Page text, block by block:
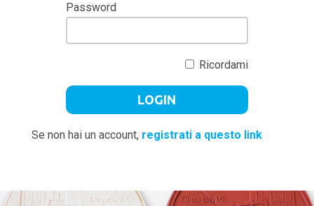
Password
Ricordami
Se non hai un account, registrati a questo link